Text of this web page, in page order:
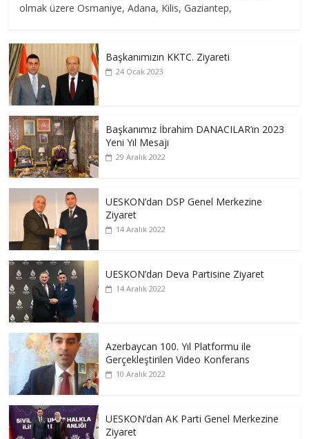
olmak üzere Osmaniye, Adana, Kilis, Gaziantep,
Başkanımızın KKTC. Ziyareti
24 Ocak 2023
Başkanımız İbrahim DANACILAR’ın 2023
Yeni Yıl Mesajı
29 Aralık 2022
UESKON’dan DSP Genel Merkezine
Ziyaret
14 Aralık 2022
UESKON’dan Deva Partisine Ziyaret
14 Aralık 2022
Azerbaycan 100. Yıl Platformu ile
Gerçekleştirilen Video Konferans
10 Aralık 2022
UESKON’dan AK Parti Genel Merkezine
Ziyaret